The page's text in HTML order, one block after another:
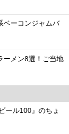
ベーコンジャムバ
ーメン8選！ご当地
ール100』のちょ